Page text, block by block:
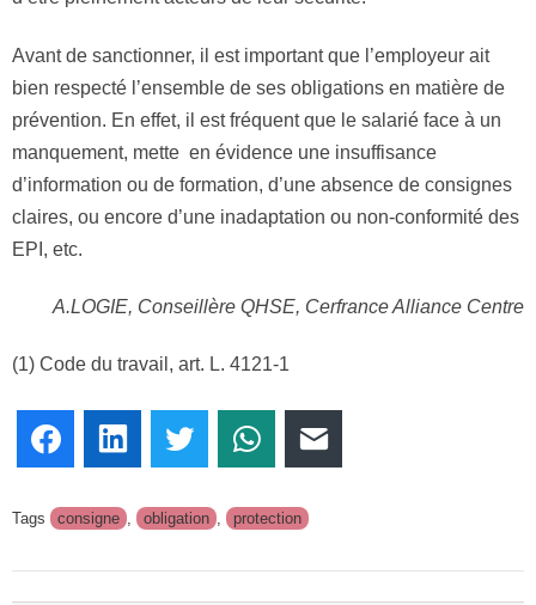
Avant de sanctionner, il est important que l’employeur ait
bien respecté l’ensemble de ses obligations en matière de
prévention. En effet, il est fréquent que le salarié face à un
manquement, mette en évidence une insuffisance
d’information ou de formation, d’une absence de consignes
claires, ou encore d’une inadaptation ou non-conformité des
EPI, etc.
A.LOGIE, Conseillère QHSE, Cerfrance Alliance Centre
(1) Code du travail, art. L. 4121-1
FacebookLinkedInTwitter WhatsApp
Tags consigne , obligation , protection